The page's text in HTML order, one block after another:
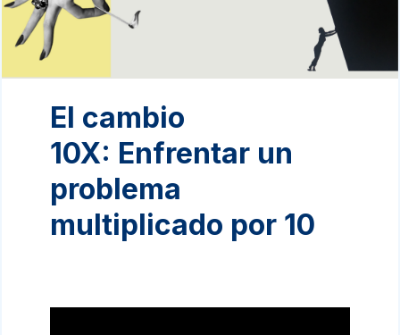
El cambio
10X: Enfrentar un
problema
multiplicado por 10